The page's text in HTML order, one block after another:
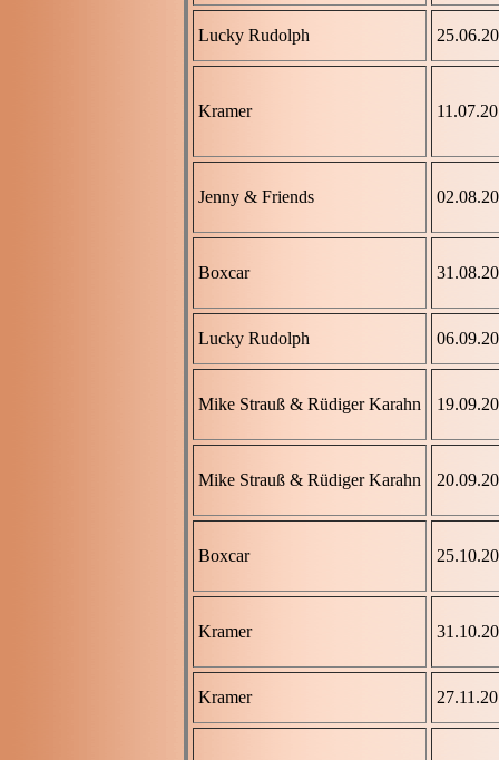
Lucky Rudolph
Kramer
Jenny & Friends
Boxcar
Lucky Rudolph
Mike Strauß & Rüdiger Karahn
Mike Strauß & Rüdiger Karahn
Boxcar
Kramer
Kramer